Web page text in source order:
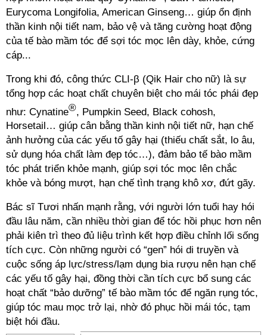
Eurycoma Longifolia, American Ginseng… giúp ổn định
thần kinh nội tiết nam, bảo vệ và tăng cường hoạt động
của tế bào mầm tóc để sợi tóc mọc lên dày, khỏe, cứng
cáp...
Trong khi đó, công thức CLI-β (Qik Hair cho nữ) là sự
tổng hợp các hoạt chất chuyên biệt cho mái tóc phái đẹp
như: Cynatine®, Pumpkin Seed, Black cohosh,
Horsetail… giúp cân bằng thần kinh nội tiết nữ, hạn chế
ảnh hưởng của các yếu tố gây hại (thiếu chất sắt, lo âu,
sử dụng hóa chất làm đẹp tóc…), đảm bảo tế bào mầm
tóc phát triển khỏe mạnh, giúp sợi tóc mọc lên chắc
khỏe và bóng mượt, hạn chế tình trạng khô xơ, đứt gãy.
Bác sĩ Tươi nhấn mạnh rằng, với người lớn tuổi hay hói
đầu lâu năm, cần nhiều thời gian để tóc hồi phục hơn nên
phải kiên trì theo đủ liệu trình kết hợp điều chỉnh lối sống
tích cực. Còn những người có “gen” hói di truyền và
cuộc sống áp lực/stress/lạm dụng bia rượu nên hạn chế
các yếu tố gây hại, đồng thời cần tích cực bổ sung các
hoạt chất “bảo dưỡng” tế bào mầm tóc để ngăn rụng tóc,
giúp tóc mau mọc trở lại, nhờ đó phục hồi mái tóc, tạm
biệt hói đầu.